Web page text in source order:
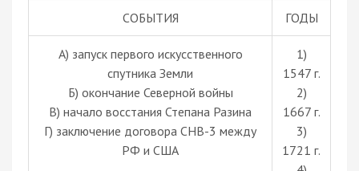
СОБЫТИЯ ГОДЫ
A) запуск первого искусственного
спутника Земли
Б) окончание Северной войны
В) начало восстания Степана Разина
Г) заключение договора СНВ-3 между
РФ и США
1)
1547 г.
2)
1667 г.
3)
1721 г.